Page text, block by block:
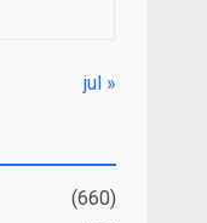
jul »
(660)